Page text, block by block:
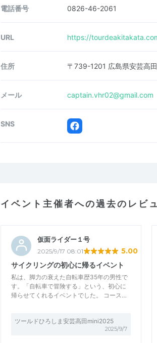
電話番号 0826-46-2061
URL https://
住所 〒739-1201 広島県安芸高
メール captain.vhr02@gmail.com
SNS
イベント主催者への過去のレビ
仮面ライダー１号
2025/9/17 08:01 5.00
サイクリングの初心に帰るイベント
私は、脚力の衰えた自転車歴35年の男性で
す。「自転車で冒険する」という、初心に
帰らせてくれるイベントでした。 コース…
ツールドひろしま安芸高田mini2025
2025/9/7